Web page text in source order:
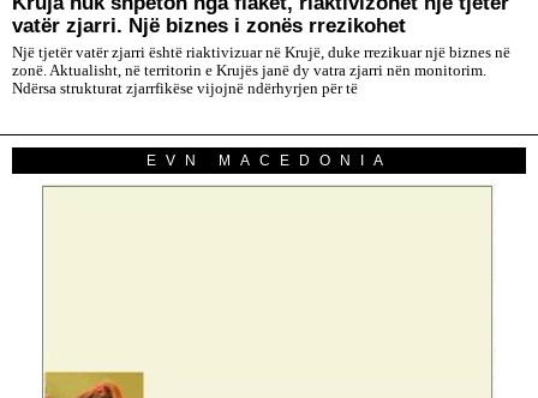
vatër zjarri. Një biznes i zonës rrezikohet
Një tjetër vatër zjarri është riaktivizuar në Krujë, duke rrezikuar një biznes në
zonë. Aktualisht, në territorin e Krujës janë dy vatra zjarri nën monitorim.
Ndërsa strukturat zjarrfikëse vijojnë ndërhyrjen për të
EVN MACEDONIA